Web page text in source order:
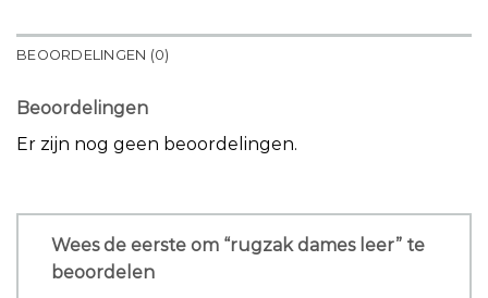
BEOORDELINGEN (0)
Beoordelingen
Er zijn nog geen beoordelingen.
Wees de eerste om “rugzak dames leer” te
beoordelen